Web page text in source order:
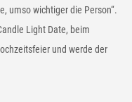
umso wichtiger die Person“.
Light Date, beim
und werde der
angesagtesten